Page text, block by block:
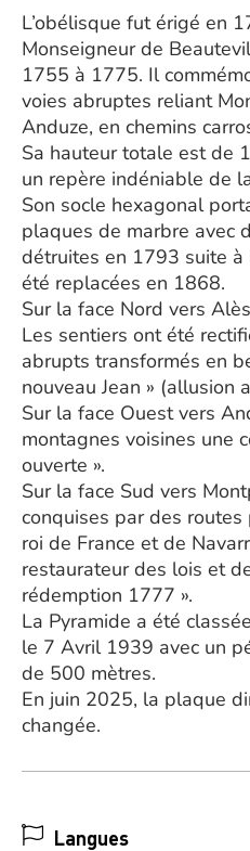
L’obélisque fut érigé en
Monseigneur de
1755 à 1775. Il
voies abruptes reliant
Anduze, en chemins
Sa hauteur totale est de
un repère indéniable de
Son socle hexagonal
plaques de marbre avec
détruites en 1793 suite
été replacées en 1868.
Sur la face Nord vers
Les sentiers ont été
abrupts transformés en
nouveau Jean » (allusion
Sur la face Ouest vers
montagnes voisines une
ouverte ».
Sur la face Sud vers
conquises par des
roi de France et de
restaurateur des lois et
rédemption 1777 ».
La Pyramide a été
le 7 Avril 1939 avec un
de 500 mètres.
En juin 2025, la plaque
changée.
Langues